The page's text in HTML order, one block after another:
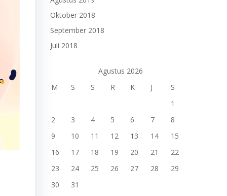
Oktober 2018
September 2018
Juli 2018
Agustus 2026
M
S S R K J
S
1
2
3 4 5 6 7
8
9
10 11 12 13 14
15
16
17 18 19 20 21
22
23
24 25 26 27 28
29
30
31